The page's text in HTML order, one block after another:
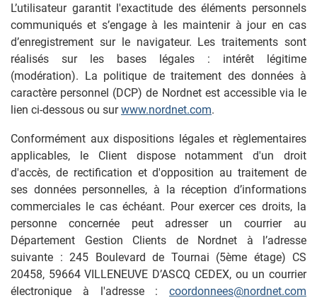
L’utilisateur garantit l'exactitude des éléments personnels
communiqués et s’engage à les maintenir à jour en cas
d’enregistrement sur le navigateur. Les traitements sont
réalisés sur les bases légales : intérêt légitime
(modération). La politique de traitement des données à
caractère personnel (DCP) de Nordnet est accessible via le
lien ci-dessous ou surwww.nordnet.com.
Conformément aux dispositions légales et règlementaires
applicables, le Client dispose notamment d'un droit
d'accès, de rectification et d'opposition au traitement de
ses données personnelles, à la réception d’informations
commerciales le cas échéant. Pour exercer ces droits, la
personne concernée peut adresser un courrier au
Département Gestion Clients de Nordnet à l’adresse
suivante : 245 Boulevard de Tournai (5ème étage) CS
20458, 59664 VILLENEUVE D’ASCQ CEDEX, ou un courrier
électronique à l'adresse : coordonnees@nordnet.com